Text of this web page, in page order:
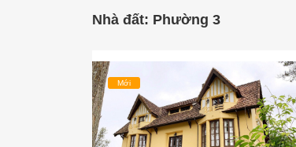
Nhà đất: Phường 3
Mới